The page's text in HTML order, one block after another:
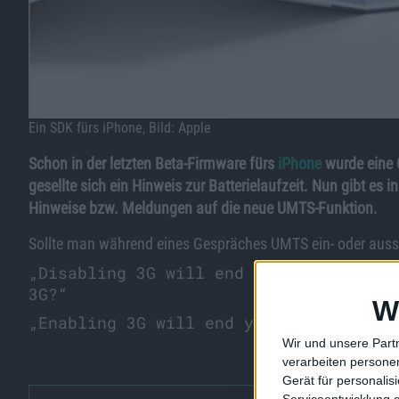
Wir und unsere
verarbeiten
Gerät für
Ein SDK fürs iPhone, Bild: Apple
Schon in der letzten Beta-Firmware fürs iPhone wurde eine
gesellte sich ein Hinweis zur Batterielaufzeit. Nun gibt es
Hinweise bzw. Meldungen auf die neue UMTS-Funktion.
Sollte man während eines Gespräches UMTS ein- oder
„Disabling 3G will end your phone
3G?“
„Enabling 3G will end your phone